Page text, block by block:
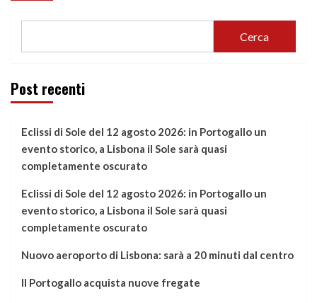
Cerca
Post recenti
Eclissi di Sole del 12 agosto 2026: in Portogallo un
evento storico, a Lisbona il Sole sarà quasi
completamente oscurato
Eclissi di Sole del 12 agosto 2026: in Portogallo un
evento storico, a Lisbona il Sole sarà quasi
completamente oscurato
Nuovo aeroporto di Lisbona: sarà a 20 minuti dal centro
Il Portogallo acquista nuove fregate